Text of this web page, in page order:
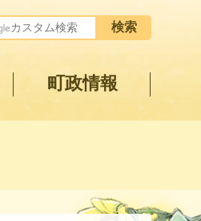
町政情報